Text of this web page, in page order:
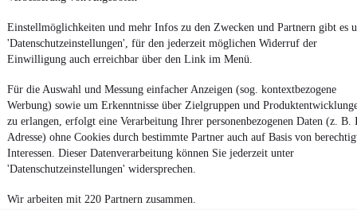
Einstellmöglichkeiten und mehr Infos zu den Zwecken und Partnern gibt es
'Datenschutzeinstellungen', für den jederzeit möglichen Widerruf der
Einwilligung auch erreichbar über den Link im Menü.
Für die Auswahl und Messung einfacher Anzeigen (sog. kontextbezogene
Werbung) sowie um Erkenntnisse über Zielgruppen und
zu erlangen, erfolgt eine Verarbeitung Ihrer personenbezogenen Daten (z. B.
Adresse) ohne Cookies durch bestimmte Partner auch auf Basis von
Interessen. Dieser Datenverarbeitung können Sie jederzeit unter
'Datenschutzeinstellungen' widersprechen.
Wir arbeiten mit 220 Partnern zusammen.
¹MwSt. ausweisbar